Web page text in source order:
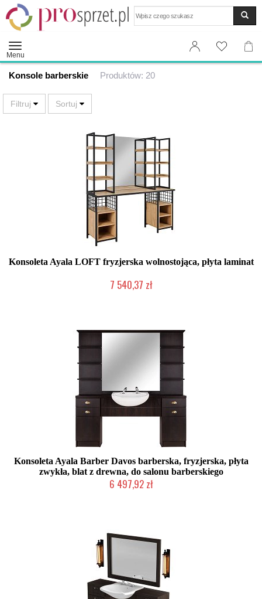
Menu
Konsole barberskie Produktów: 20
Konsoleta Ayala LOFT fryzjerska wolnostojąca, płyta laminat
7 540,37 zł
Konsoleta Ayala Barber Davos barberska, fryzjerska, płyta
zwykła, blat z drewna, do salonu barberskiego
6 497,92 zł